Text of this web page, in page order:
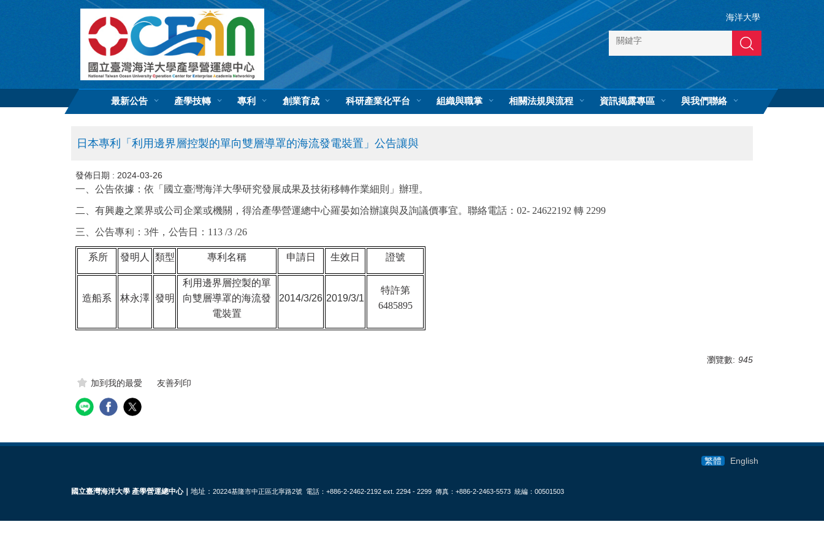
海洋大學
搜尋
最新公告 產學技轉 專利 創業育成 科研產業化平台 組織與職掌 相關法規與流程 資訊揭露專區 與我們聯絡
日本專利「利用邊界層控製的單向雙層導罩的海流發電裝置」公告讓與
發佈日期 : 2024-03-26
一、公告依據：依「國立臺灣海洋大學研究發展成果及技術移轉作業細則」辦理。
二、有興趣之業界或公司企業或機關，得洽產學營運總中心羅晏如洽辦讓與及詢議價事宜。聯絡電話：02- 24622192 轉 2299
三、公告專利：3件，公告日：113 /3 /26
系所 發明人 類型 專利名稱 申請日 生效日 證號
造船系 林永澤 發明
利用邊界層控製的單
向雙層導罩的海流發
電裝置
2014/3/26 2019/3/1
特許第
6485895
瀏覽數: 945
加到我的最愛 友善列印
繁體 English
國立臺灣海洋大學 產學營運總中心｜ 地址： 20224基隆市中正區北寧路2號 電話：+886-2-2462-2192 ext. 2294 - 2299 傳真：+886-2-2463-5573 統編：00501503